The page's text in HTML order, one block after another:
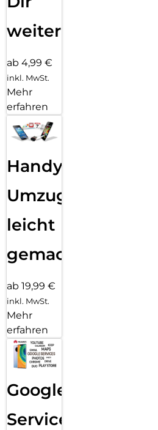
weiter
ab 4,99 €
inkl. MwSt.
Mehr
erfahren
Handy
Umzug
leicht
gemacht!
ab 19,99 €
inkl. MwSt.
Mehr
erfahren
Google
Services